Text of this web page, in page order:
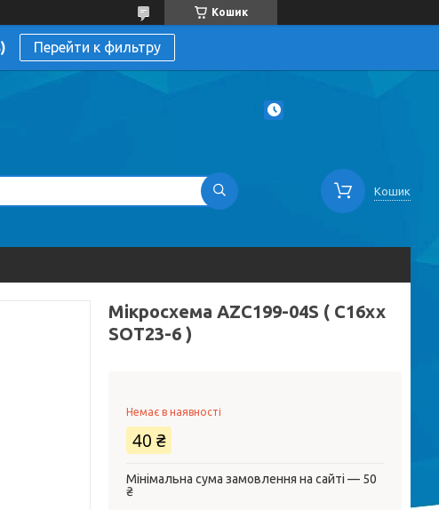
Кошик
Перейти к фильтру
Кошик
Мікросхема AZC199-04S ( C16xx
SOT23-6 )
Немає в наявності
40 ₴
Мінімальна сума замовлення на сайті — 50
₴